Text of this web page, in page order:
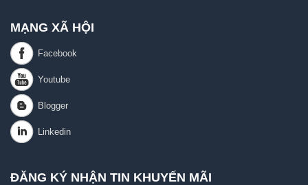
MẠNG XÃ HỘI
ĐĂNG KÝ NHẬN TIN KHUYẾN MÃI